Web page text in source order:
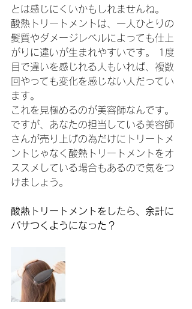
とは感じにくいかもしれませんね。
酸熱トリートメントは、一人ひとりの
髪質やダメージレベルによっても仕上
がりに違いが生まれやすいです。 1度
目で違いを感じれる人もいれば、複数
回やっても変化を感じない人だってい
ます。
これを見極めるのが美容師なんです。
ですが、あなたの担当している美容師
さんが売り上げの為だけにトリートメ
ントじゃなく酸熱トリートメントをオ
ススメしている場合もあるので気をつ
けましょう。
酸熱トリートメントをしたら、余計に
パサつくようになった？